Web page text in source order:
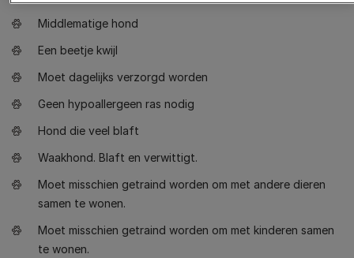
Middlematige hond
Een beetje kwijl
Moet dagelijks verzorgd worden
Geen hypoallergeen ras nodig
Hond die veel blaft
Waakhond. Blaft en verwittigt.
Moet misschien getraind worden om met andere dieren
samen te wonen.
Moet misschien getraind worden om met kinderen samen
te wonen.